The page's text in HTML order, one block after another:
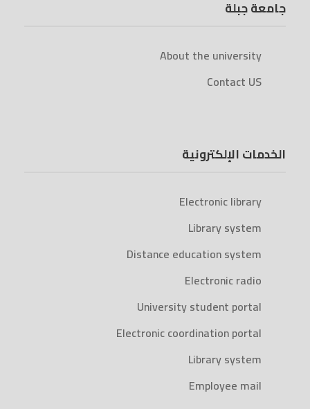
جامعة جبلة
About the university
Contact US
الخدمات الإلكترونية
Electronic library
Library system
Distance education system
Electronic radio
University student portal
Electronic coordination portal
Library system
Employee mail